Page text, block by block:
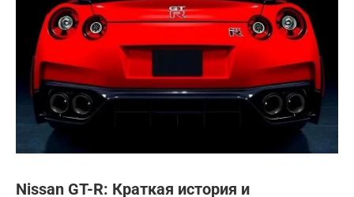
Nissan GT-R: Краткая история и